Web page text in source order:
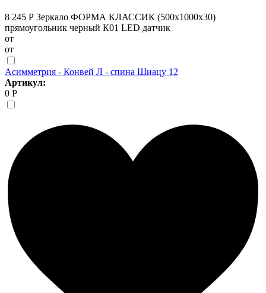
8 245 Р Зеркало ФОРМА КЛАССИК (500х1000х30)
прямоугольник черный К01 LED датчик
от
от
Асимметрия - Конвей Л - спина Шиацу 12
Артикул:
0 Р